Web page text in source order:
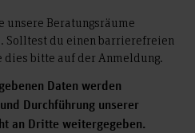
unsere Beratungsräume
Solltest du einen barrierefreien
dies bitte auf der Anmeldung.
Daten werden
Durchführung unserer
an Dritte weitergegeben.